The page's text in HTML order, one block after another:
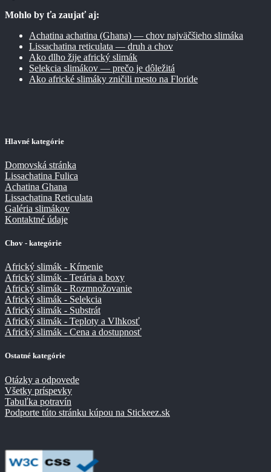
Mohlo by ťa zaujať aj:
Achatina achatina (Ghana) — chov najväčšieho slimáka
Lissachatina reticulata — druh a chov
Ako dlho žije africký slimák
Selekcia slimákov — prečo je dôležitá
Ako africké slimáky zničili mesto na Floride
Hlavné kategórie
Domovská stránka
Lissachatina Fulica
Achatina Ghana
Lissachatina Reticulata
Galéria slimákov
Kontaktné údaje
Chov - kategórie
Africký slimák - Kŕmenie
Africký slimák - Terária a boxy
Africký slimák - Rozmnožovanie
Africký slimák - Selekcia
Africký slimák - Substrát
Africký slimák - Teploty a Vlhkosť
Africký slimák - Cena a dostupnosť
Ostatné kategórie
Otázky a odpovede
Všetky príspevky
Tabuľka potravín
Podporte túto stránku kúpou na Stickeez.sk